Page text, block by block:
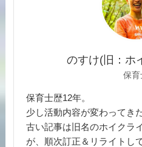
のすけ(旧：ホ
保育
保育士歴12年。
少し活動内容が変わってき
古い記事は旧名のホイクラ
が、順次訂正＆リライトし